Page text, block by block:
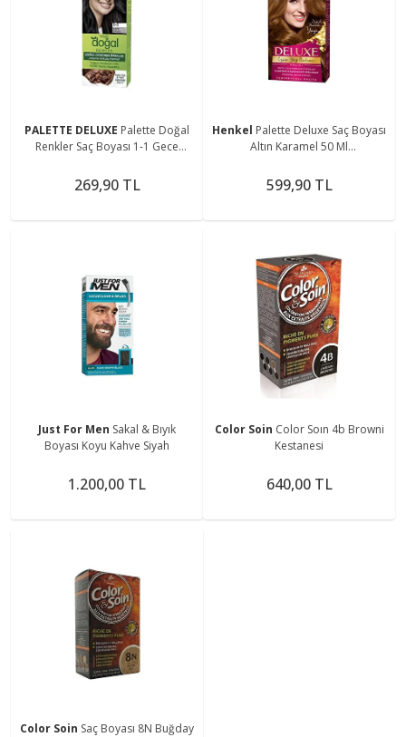
PALETTE DELUXE Palette Doğal
Renkler Saç Boyası 1-1 Gece
269,90 TL
Henkel Palette Deluxe Saç Boyası
Altın Karamel 50 Ml
599,90 TL
Just For Men Sakal & Bıyık
Boyası Koyu Kahve Siyah
1.200,00 TL
Color Soin Color Soın 4b Browni
Kestanesi
640,00 TL
Color Soin Saç Boyası 8N Buğday